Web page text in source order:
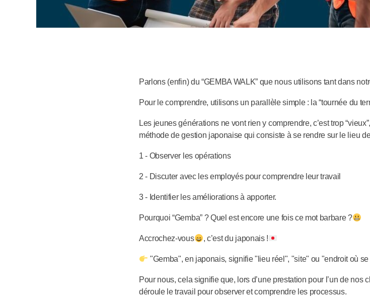
Parlons (enfin) du “GEMBA WALK” que nous utilisons tant dans
Pour le comprendre, utilisons un parallèle simple : la “tournée du
Les jeunes générations ne vont rien y comprendre, c’est trop
méthode de gestion japonaise qui consiste à se rendre sur le lieu
1 - Observer les opérations
2 - Discuter avec les employés pour comprendre leur travail
3 - Identifier les améliorations à apporter.
Pourquoi “Gemba” ? Quel est encore une fois ce mot barbare ?
Accrochez-vous , c’est du japonais !
"Gemba", en japonais, signifie "lieu réel", "site" ou "endroit où
Pour nous, cela signifie que, lors d’une prestation pour l’un de
déroule le travail pour observer et comprendre les processus.